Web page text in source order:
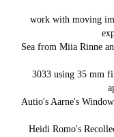
work with moving
Sea from Miia Rinne
3033 using 35 mm
Autio's Aarne's
Heidi Romo's